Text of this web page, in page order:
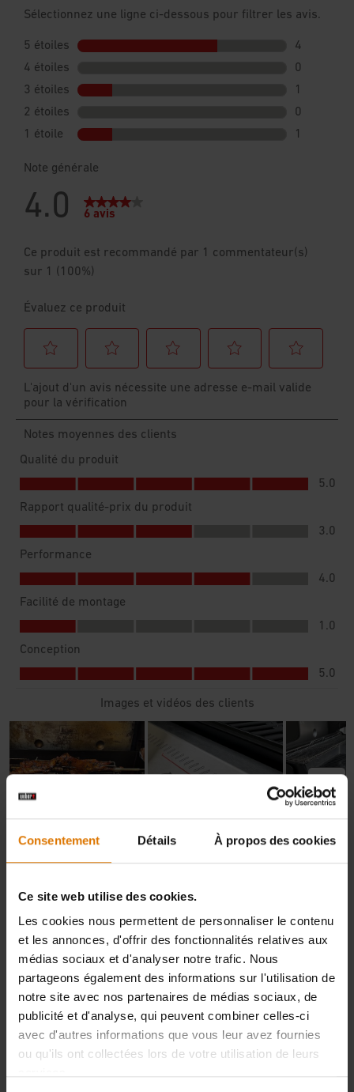
Consentement Détails À propos des cookies
Ce site web utilise des cookies.
Les cookies nous permettent de personnaliser le contenu
et les annonces, d'offrir des fonctionnalités relatives aux
médias sociaux et d'analyser notre trafic. Nous
partageons également des informations sur l'utilisation de
notre site avec nos partenaires de médias sociaux, de
publicité et d'analyse, qui peuvent combiner celles-ci
avec d'autres informations que vous leur avez fournies
ou qu'ils ont collectées lors de votre utilisation de leurs